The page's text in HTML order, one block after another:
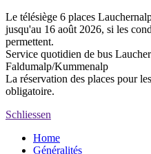
Le télésiège 6 places
jusqu'au 16 août 2026, si les
permettent.
Service quotidien de bus
Faldumalp/Kummenalp
La réservation des places pour
obligatoire.
Schliessen
Home
Généralités